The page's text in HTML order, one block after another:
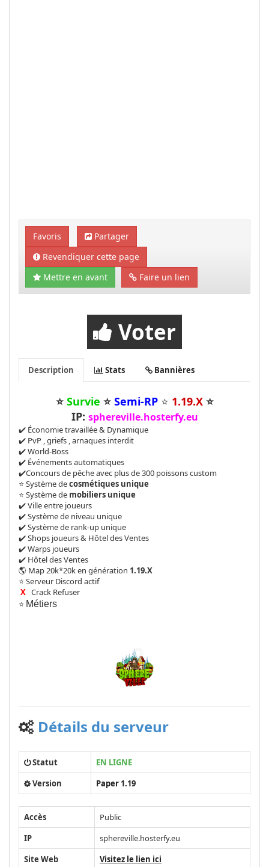
Favoris
Partager
Revendiquer cette page
Mettre en avant
Faire un lien
Voter
Description Stats Bannières
⭐ Survie ⭐ Semi-RP ⭐ 1.19.X⭐
IP: sphereville.hosterfy.eu
✔️ Économie travaillée & Dynamique
✔️ PvP , griefs , arnaques interdit
✔️ World-Boss
✔️ Événements automatiques
✔️Concours de pêche avec plus de 300 poissons custom
⭐ Système decosmétiques unique
⭐ Système de mobiliers unique
✔️ Ville entre joueurs
✔️ Système de niveau unique
✔️ Système de rank-up unique
✔️ Shops joueurs & Hôtel des Ventes
✔️ Warps joueurs
✔️ Hôtel des Ventes
🌎 Map 20k*20k en génération 1.19.X
⭐ Serveur Discord actif
X Crack Refuser
⭐ Métiers
Détails du serveur
Statut
EN LIGNE
Version
Paper 1.19
Accès
Public
IP
sphereville.hosterfy.eu
Site Web
Visitez le lien ici